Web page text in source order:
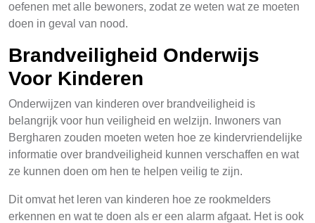
oefenen met alle bewoners, zodat ze weten wat ze moeten
doen in geval van nood.
Brandveiligheid Onderwijs
Voor Kinderen
Onderwijzen van kinderen over brandveiligheid is
belangrijk voor hun veiligheid en welzijn. Inwoners van
Bergharen zouden moeten weten hoe ze kindervriendelijke
informatie over brandveiligheid kunnen verschaffen en wat
ze kunnen doen om hen te helpen veilig te zijn.
Dit omvat het leren van kinderen hoe ze rookmelders
erkennen en wat te doen als er een alarm afgaat. Het is ook